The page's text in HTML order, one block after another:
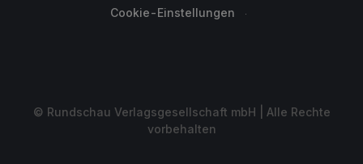
Cookie-Einstellungen
© Rundschau Verlagsgesellschaft mbH | Alle Rechte
vorbehalten